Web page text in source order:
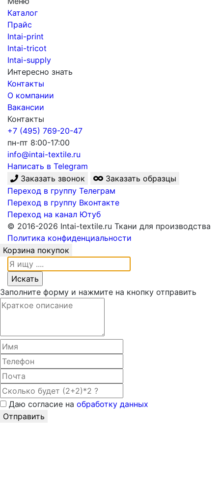
Каталог
Прайс
Intai-print
Intai-tricot
Intai-supply
Интересно знать
Контакты
О компании
Вакансии
Контакты
+7 (495) 769-20-47
пн-пт 8:00-17:00
info@intai-textile.ru
Написать в Telegram
Заказать звонок
Заказать образцы
Переход в группу Телеграм
Переход в группу Вконтакте
Переход на канал Ютуб
© 2016-2026 Intai-textile.ru Ткани для производства
Политика конфиденциальности
Корзина покупок
Заполните форму и нажмите на кнопку отправить
Даю согласие на обработку данных
Отправить